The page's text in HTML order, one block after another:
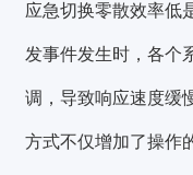
应急切换零散效率低
发事件发生时，各个
调，导致响应速度缓
方式不仅增加了操作